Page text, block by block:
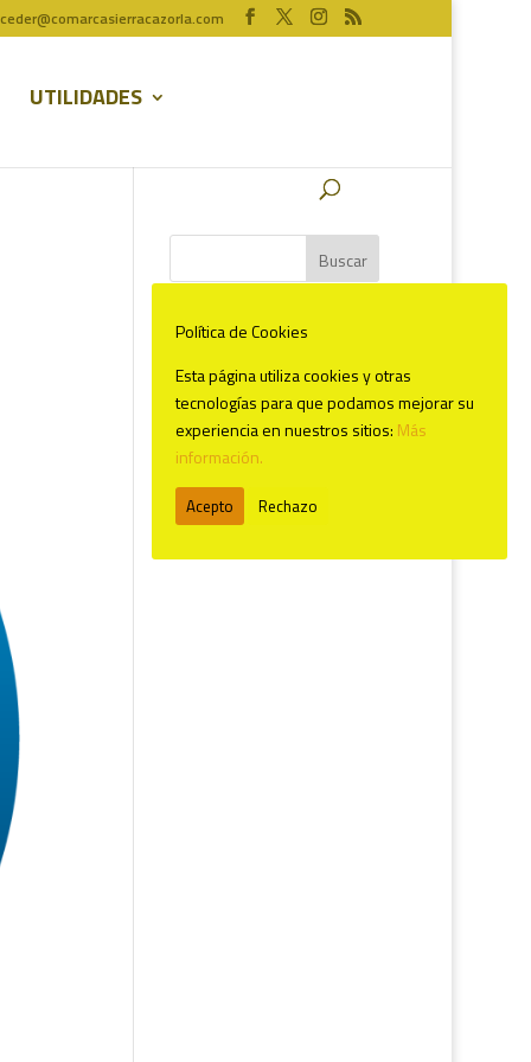
ceder@comarcasierracazorla.com
UTILIDADES
Comentarios recientes
Política de Cookies
Esta página utiliza cookies y otras
tecnologías para que podamos mejorar su
experiencia en nuestros sitios: Más
información.
Acepto Rechazo